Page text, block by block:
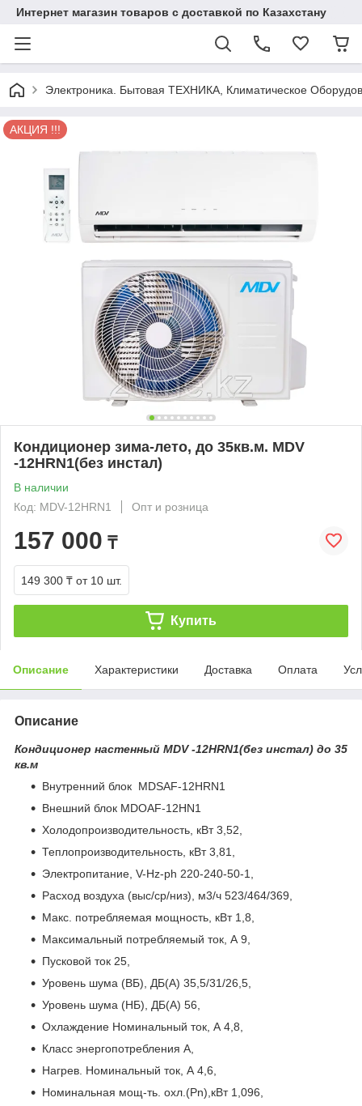
Интернет магазин товаров с доставкой по Казахстану
Электроника. Бытовая ТЕХНИКА, Климатическое
АКЦИЯ !!!
Кондиционер зима-лето, до 35кв.м. MDV
-12HRN1(без инстал)
В наличии
Код: MDV-12HRN1
Опт и розница
157 000 ₸
149 300 ₸ от 10 шт.
Купить
Описание Характеристики Доставка Оплата
Описание
Кондиционер настенный MDV -12HRN1(без инстал) до 35
кв.м
Внутренний блок MDSAF-12HRN1
Внешний блок MDOAF-12HN1
Холодопроизводительность, кВт 3,52,
Теплопроизводительность, кВт 3,81,
Электропитание, V-Hz-ph 220-240-50-1,
Расход воздуха (выс/ср/низ), м3/ч 523/464/369,
Макс. потребляемая мощность, кВт 1,8,
Максимальный потребляемый ток, А 9,
Пусковой ток 25,
Уровень шума (ВБ), ДБ(A) 35,5/31/26,5,
Уровень шума (НБ), ДБ(A) 56,
Охлаждение Номинальный ток, А 4,8,
Класс энергопотребления A,
Нагрев. Номинальный ток, А 4,6,
Номинальная мощ-ть. охл.(Pn),кВт 1,096,